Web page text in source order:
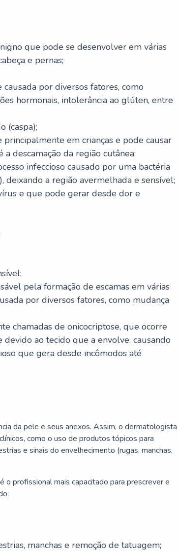
que pode se desenvolver em várias
e pernas;
por diversos fatores, como
hormonais, intolerância ao glúten, entre
(caspa);
principalmente em crianças e pode causar
descamação da região cutânea;
infeccioso causado por uma bactéria
deixando a região avermelhada e sensível;
e que pode gerar desde dor e
pela formação de escamas em várias
por diversos fatores, como mudança
chamadas de onicocriptose, que ocorre
ao tecido que a envolve, causando
que gera desde incômodos até
da pele e seus anexos. Assim, o dermatologista
como o uso de produtos tópicos para
e sinais do envelhecimento (rugas, manchas,
profissional mais capacitado para prescrever e
manchas e remoção de tatuagem;